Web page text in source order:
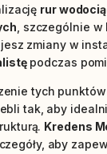
rur
, szczególnie
zmiany w
podczas
tych
tak, aby
Kredens
aby